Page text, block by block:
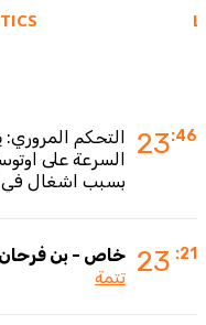
23:46
التحكم
السرعة على
بسبب اشغال في
23 :21
خاص - بن فرحان
تتمة